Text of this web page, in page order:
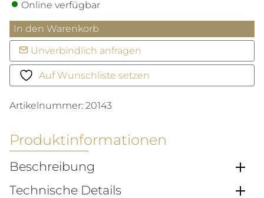
Online verfügbar
Speedmaster
Moonwatch
Professional
Menge
In den Warenkorb
Unverbindlich anfragen
Auf Wunschliste setzen
Artikelnummer: 20143
Produktinformationen
Beschreibung
Technische Details